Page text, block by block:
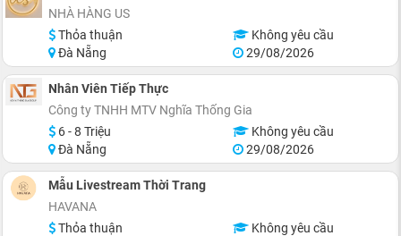
NHÀ HÀNG US
Thỏa thuận
Không yêu cầu
Đà Nẵng
29/08/2026
Nhân Viên Tiếp Thực
Công ty TNHH MTV Nghĩa Thống Gia
6 - 8 Triệu
Không yêu cầu
Đà Nẵng
29/08/2026
Mẫu Livestream Thời Trang
HAVANA
Thỏa thuận
Không yêu cầu